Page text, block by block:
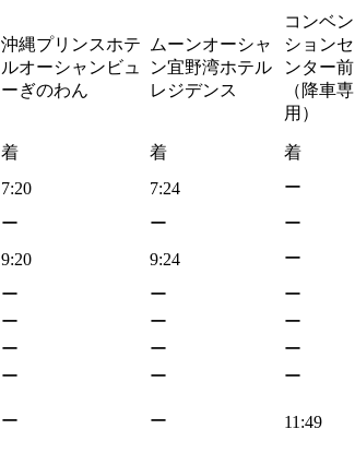
沖縄プリンスホテ
ルオーシャンビュ
ーぎのわん
ムーンオーシャ
ン宜野湾ホテル
レジデンス
コンベン
ションセ
ンター前
（降車専
用）
着 着 着
7:20 7:24 ー
ー ー ー
9:20 9:24 ー
ー ー ー
ー ー ー
ー ー ー
ー ー ー
ー ー 11:49